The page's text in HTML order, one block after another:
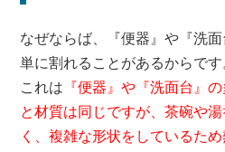
なぜならば、『便器』や『洗
単に割れることがあるからです
これは 『便器』や『洗面台』
と材質は同じですが、茶碗や
く、複雑な形状をしているた